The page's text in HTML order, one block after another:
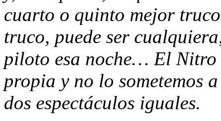
cuarto o quinto mejor
truco, puede ser
piloto esa noche… El Nitro
propia y no lo sometemos
dos espectáculos iguales.